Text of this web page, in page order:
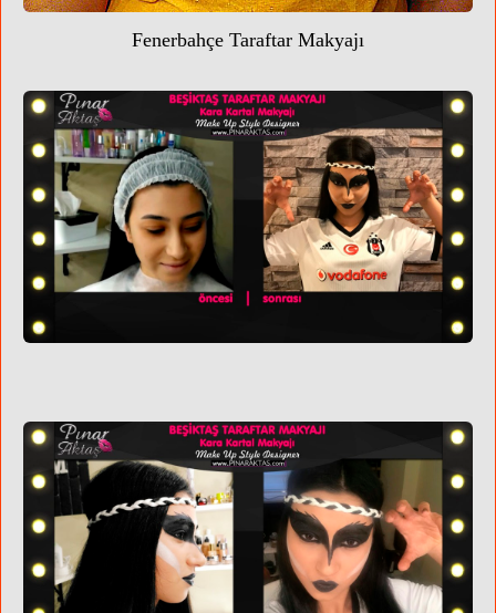
Fenerbahçe Taraftar Makyajı